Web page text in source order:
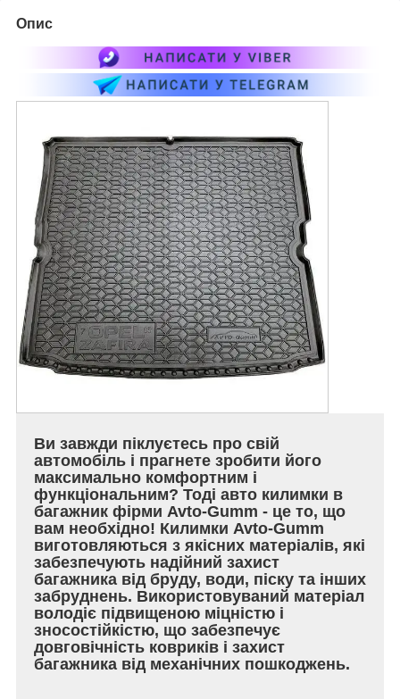
Опис
Ви завжди піклуєтесь про свій
автомобіль і прагнете зробити його
максимально комфортним і
функціональним? Тоді авто килимки в
багажник фірми Avto-Gumm - це то, що
вам необхідно! Килимки Avto-Gumm
виготовляються з якісних матеріалів, які
забезпечують надійний захист
багажника від бруду, води, піску та інших
забруднень. Використовуваний матеріал
володіє підвищеною міцністю і
зносостійкістю, що забезпечує
довговічність ковриків і захист
багажника від механічних пошкоджень.